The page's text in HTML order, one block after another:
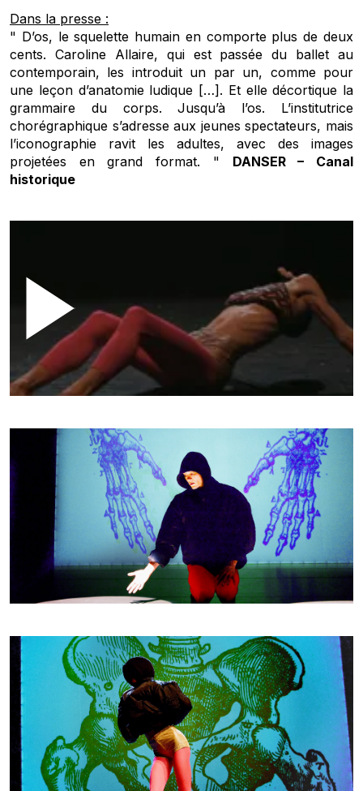
Dans la presse :
" D’os, le squelette humain en comporte plus de deux
cents. Caroline Allaire, qui est passée du ballet au
contemporain, les introduit un par un, comme pour
une leçon d’anatomie ludique […]. Et elle décortique la
grammaire du corps. Jusqu’à l’os. L’institutrice
chorégraphique s’adresse aux jeunes spectateurs, mais
l’iconographie ravit les adultes, avec des images
projetées en grand format. " DANSER – Canal
historique